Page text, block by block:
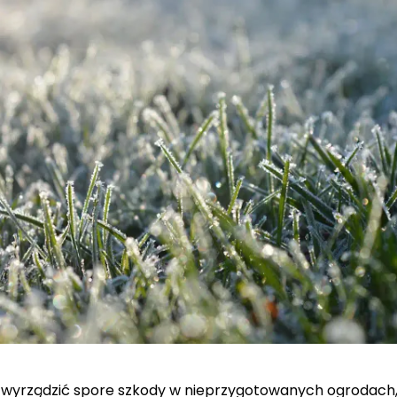
spore szkody w nieprzygotowanych